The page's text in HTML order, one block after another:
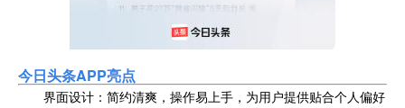
今日头条APP亮点
界面设计：简约清爽，操作易上手，为用户提供贴合个人偏好